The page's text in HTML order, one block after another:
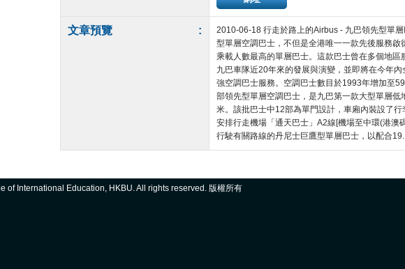
文章預覽 :
2010-06-18 行走於路上的Airbus - 九巴領先型單
型單層空調巴士，不但是全港唯一一款先後服務
乘載人數最高的單層巴士。這款巴士曾在多個地
九巴車隊近20年來的發展與演變，並即將在今年
強空調巴士服務。空調巴士數目於1993年增加至
部領先型單層空調巴士，是九巴第一款大型單層
米。該批巴士中12部為單門設計，車廂內裝設了
安排行走機場「通天巴士」A2線[機場至中環(港澳
行駛有關路線的丹尼士巨鷹型單層巴士，以配合
of International Education, HKBU. All rights reserved. 版權所有